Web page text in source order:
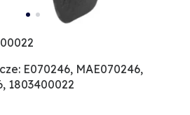
E070246, MAE070246,
1803400022